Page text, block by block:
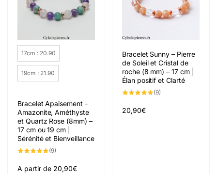
Taille
17cm : 20.90
19cm : 21.90
Bracelet Apaisement -
Amazonite, Améthyste
et Quartz Rose (8mm) –
17 cm ou 19 cm |
Sérénité et Bienveillance
(9)
critiques
Prix
A partir de 20,90€
Bracelet Sunny – Pierre
de Soleil et Cristal de
roche (8 mm) – 17 cm |
Élan positif et Clarté
(9)
Prix
20,90€